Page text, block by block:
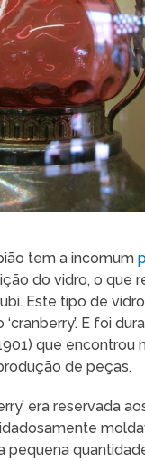
tem a incomum
do vidro, o que
Este tipo de
E foi
que encontrou
de peças.
era reservada
pequena